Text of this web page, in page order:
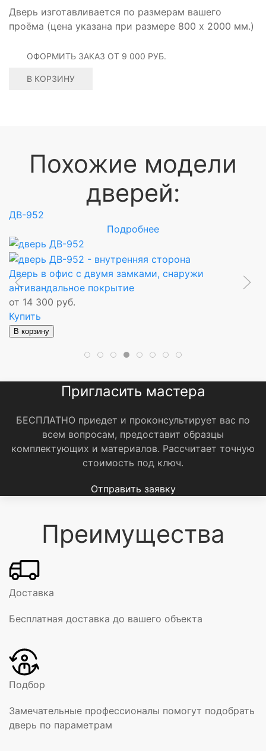
Дверь изготавливается по размерам вашего
проёма (цена указана при размере 800 х 2000 мм.)
ОФОРМИТЬ ЗАКАЗ ОТ 9 000 РУБ.
В КОРЗИНУ
Похожие модели
дверей:
ДВ-952
Подробнее
Дверь в офис с двумя замками, снаружи
антивандальное покрытие
от 14 300 руб.
Купить
В корзину
Пригласить мастера
БЕСПЛАТНО приедет и проконсультирует вас по
всем вопросам, предоставит образцы
комплектующих и материалов. Рассчитает точную
стоимость под ключ.
Отправить заявку
Преимущества
Доставка
Бесплатная доставка до вашего объекта
Подбор
Замечательные профессионалы помогут подобрать
дверь по параметрам